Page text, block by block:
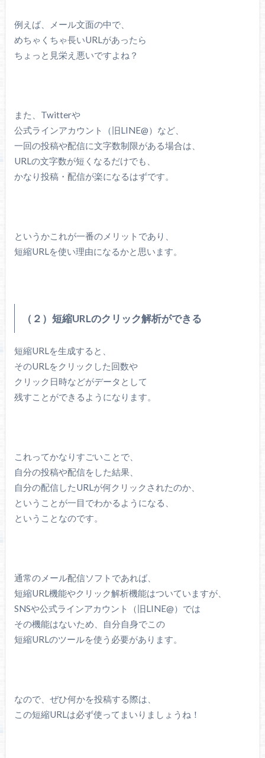
例えば、メール文面の中で、
めちゃくちゃ長いURLがあったら
ちょっと見栄え悪いですよね？
また、Twitterや
公式ラインアカウント（旧LINE@）など、
一回の投稿や配信に文字数制限がある場合は、
URLの文字数が短くなるだけでも、
かなり投稿・配信が楽になるはずです。
というかこれが一番のメリットであり、
短縮URLを使い理由になるかと思います。
（２）短縮URLのクリック解析ができる
短縮URLを生成すると、
そのURLをクリックした回数や
クリック日時などがデータとして
残すことができるようになります。
これってかなりすごいことで、
自分の投稿や配信をした結果、
自分の配信したURLが何クリックされたのか、
ということが一目でわかるようになる、
ということなのです。
通常のメール配信ソフトであれば、
短縮URL機能やクリック解析機能はついていますが、
SNSや公式ラインアカウント（旧LINE@）では
その機能はないため、自分自身でこの
短縮URLのツールを使う必要があります。
なので、ぜひ何かを投稿する際は、
この短縮URLは必ず使ってまいりましょうね！